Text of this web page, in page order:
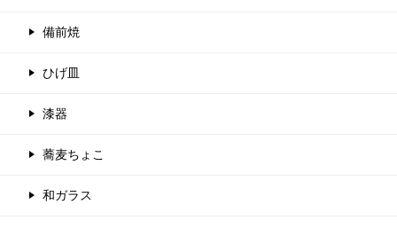
備前焼
ひげ皿
漆器
蕎麦ちょこ
和ガラス